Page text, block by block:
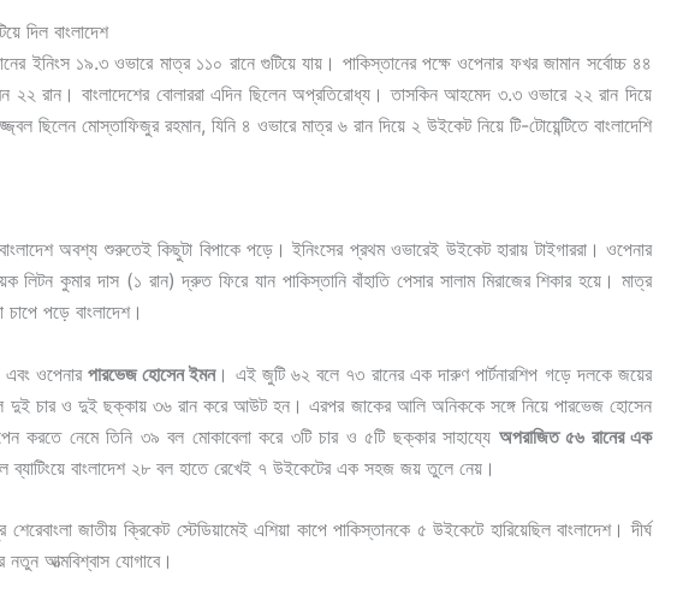
দিল বাংলাদেশ
ইনিংস ১৯.৩ ওভারে মাত্র ১১০ রানে গুটিয়ে যায়। পাকিস্তানের পক্ষে ওপেনার ফখর জামান সর্বোচ্চ ৪৪
রান। বাংলাদেশের বোলাররা এদিন ছিলেন অপ্রতিরোধ্য। তাসকিন আহমেদ ৩.৩ ওভারে ২২ রান দিয়ে
ছিলেন মোস্তাফিজুর রহমান, যিনি ৪ ওভারে মাত্র ৬ রান দিয়ে ২ উইকেট নিয়ে টি-টোয়েন্টিতে বাংলাদেশি
অবশ্য শুরুতেই কিছুটা বিপাকে পড়ে। ইনিংসের প্রথম ওভারেই উইকেট হারায় টাইগাররা। ওপেনার
লিটন কুমার দাস (১ রান) দ্রুত ফিরে যান পাকিস্তানি বাঁহাতি পেসার সালাম মিরাজের শিকার হয়ে। মাত্র
পড়ে বাংলাদেশ।
ওপেনার পারভেজ হোসেন ইমন। এই জুটি ৬২ বলে ৭৩ রানের এক দারুণ পার্টনারশিপ গড়ে দলকে জয়ের
দুই চার ও দুই ছক্কায় ৩৬ রান করে আউট হন। এরপর জাকের আলি অনিককে সঙ্গে নিয়ে পারভেজ হোসেন
করতে নেমে তিনি ৩৯ বল মোকাবেলা করে ৩টি চার ও ৫টি ছক্কার সাহায্যে অপরাজিত ৫৬ রানের এক
ব্যাটিংয়ে বাংলাদেশ ২৮ বল হাতে রেখেই ৭ উইকেটের এক সহজ জয় তুলে নেয়।
জাতীয় ক্রিকেট স্টেডিয়ামেই এশিয়া কাপে পাকিস্তানকে ৫ উইকেটে হারিয়েছিল বাংলাদেশ। দীর্ঘ
নতুন আত্মবিশ্বাস যোগাবে।